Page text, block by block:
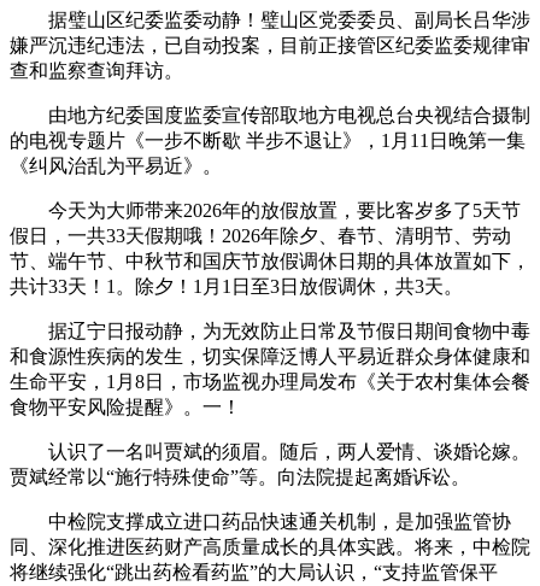
据璧山区纪委监委动静！璧山区党委委员、副局长吕华涉
嫌严沉违纪违法，已自动投案，目前正接管区纪委监委规律审
查和监察查询拜访。
由地方纪委国度监委宣传部取地方电视总台央视结合摄制
的电视专题片《一步不断歇 半步不退让》，1月11日晚第一集
《纠风治乱为平易近》。
今天为大师带来2026年的放假放置，要比客岁多了5天节
假日，一共33天假期哦！2026年除夕、春节、清明节、劳动
节、端午节、中秋节和国庆节放假调休日期的具体放置如下，
共计33天！1。除夕！1月1日至3日放假调休，共3天。
据辽宁日报动静，为无效防止日常及节假日期间食物中毒
和食源性疾病的发生，切实保障泛博人平易近群众身体健康和
生命平安，1月8日，市场监视办理局发布《关于农村集体会餐
食物平安风险提醒》。一！
认识了一名叫贾斌的须眉。随后，两人爱情、谈婚论嫁。
贾斌经常以“施行特殊使命”等。向法院提起离婚诉讼。
中检院支撑成立进口药品快速通关机制，是加强监管协
同、深化推进医药财产高质量成长的具体实践。将来，中检院
将继续强化“跳出药检看药监”的大局认识，“支持监管保平